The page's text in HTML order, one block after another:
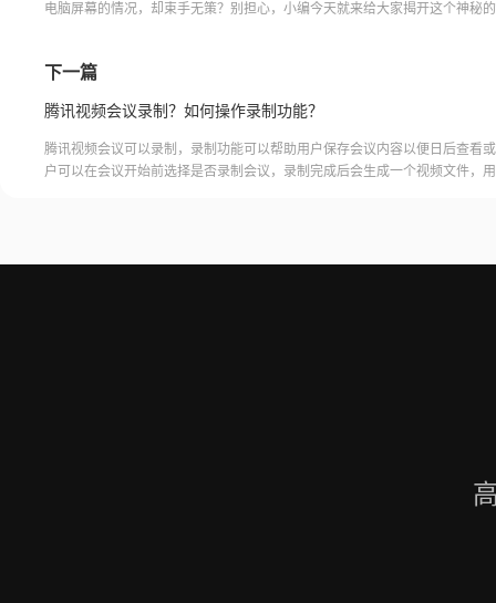
电脑屏幕的情况，却束手无策？别担心，小编今天就来给大家揭开这个神秘
着小编的步伐，一起来探索这个神奇的录屏世界吧！电脑上录屏福昕录屏大
下一篇
腾讯视频会议录制？如何操作录制功能？
腾讯视频会议可以录制，录制功能可以帮助用户保存会议内容以便日后查看
户可以在会议开始前选择是否录制会议，录制完成后会生成一个视频文件，